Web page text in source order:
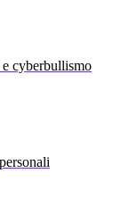
cyberbullismo